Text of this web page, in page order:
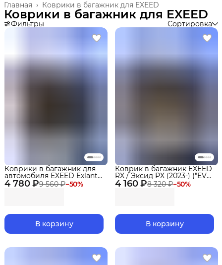
Коврики в багажник для EXEED
Главная ›
Коврики в багажник для EXEED
Фильтры Сортировка
4 780 ₽9 560 ₽−50%
Коврики в багажник для
автомобиля EXEED Exlantix
ET (2025-) ("EVA 3D")
Premium
В корзину
4 160 ₽8 320 ₽−50%
Коврик в багажник EXEED
RX / Эксид РХ (2023-) ("EVA
3D") Premium
В корзину